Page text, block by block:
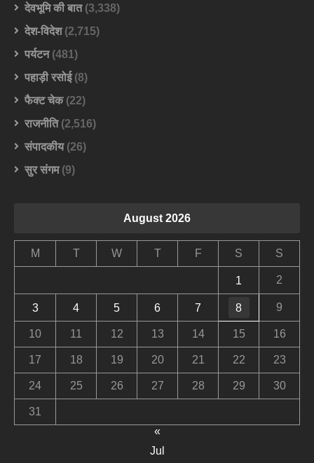
देवभूमि की बात(3,338)
देश-विदेश(2,715)
पर्यटन(481)
पहाड़ी रसोई(8)
फैक्ट चेक(22)
राजनीति(2,516)
संपादकीय(26)
सुर संगम(9)
August 2026
M T W T F S S
1 2
3 4 5 6 7 8 9
10 11 12 13 14 15 16
17 18 19 20 21 22 23
24 25 26 27 28 29 30
31
«
Jul